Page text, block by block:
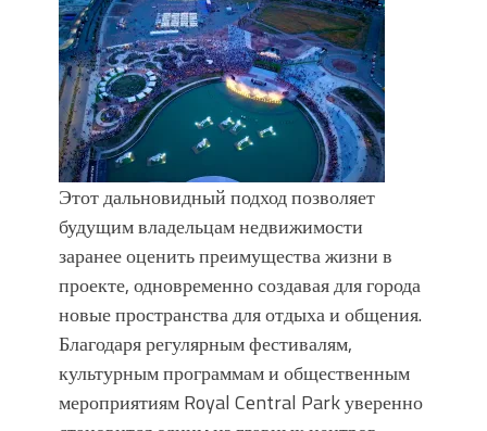
Этот дальновидный подход позволяет
будущим владельцам недвижимости
заранее оценить преимущества жизни в
проекте, одновременно создавая для города
новые пространства для отдыха и общения.
Благодаря регулярным фестивалям,
культурным программам и общественным
мероприятиям Royal Central Park уверенно